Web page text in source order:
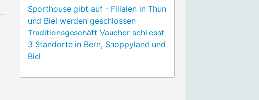
Sporthouse gibt auf - Filialen in Thun
und Biel werden geschlossen
Traditionsgeschäft Vaucher schliesst
3 Standorte in Bern, Shoppyland und
Biel